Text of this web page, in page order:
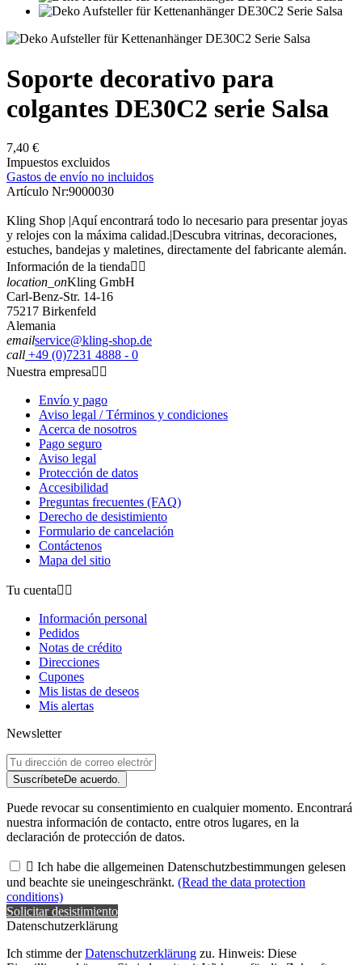
Soporte decorativo para
colgantes DE30C2 serie Salsa
7,40 €
Impuestos excluidos
Gastos de envío no incluidos
Artículo Nr:9000030
Kling Shop |Aquí encontrará todo lo necesario para presentar joyas
y relojes con la máxima calidad.|Descubra vitrinas, decoraciones,
estuches, bandejas y maletines, directamente del fabricante alemán.
Información de la tienda 
location_onKling GmbH
Carl-Benz-Str. 14-16
75217 Birkenfeld
Alemania
emailservice@kling-shop.de
call +49 (0)7231 4888 - 0
Nuestra empresa 
Envío y pago
Aviso legal / Términos y condiciones
Acerca de nosotros
Pago seguro
Aviso legal
Protección de datos
Accesibilidad
Preguntas frecuentes (FAQ)
Derecho de desistimiento
Formulario de cancelación
Contáctenos
Mapa del sitio
Tu cuenta 
Información personal
Pedidos
Notas de crédito
Direcciones
Cupones
Mis listas de deseos
Mis alertas
Newsletter
SuscríbeteDe acuerdo.
Puede revocar su consentimiento en cualquier momento. Encontrará
nuestra información de contacto, entre otros lugares, en la
declaración de protección de datos.
 Ich habe die allgemeinen Datenschutzbestimmungen gelesen
und beachte sie uneingeschränkt. (Read the data protection
conditions)
Solicitar desistimiento
Datenschutzerklärung
Ich stimme derDatenschutzerklärung zu. Hinweis: Diese